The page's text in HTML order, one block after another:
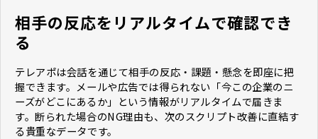
相手の反応をリアルタイムで確認でき
る
テレアポは会話を通じて相手の反応・課題・懸念を即座に把
握できます。メールや広告では得られない「今この企業のニ
ーズがどこにあるか」という情報がリアルタイムで届きま
す。断られた場合のNG理由も、次のスクリプト改善に直結す
る貴重なデータです。